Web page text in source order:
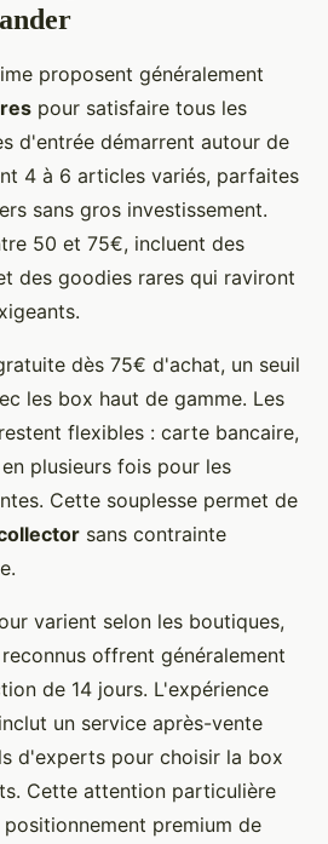
proposent généralement
pour satisfaire tous les
d'entrée démarrent autour de
4 à 6 articles variés, parfaites
sans gros investissement.
50 et 75€, incluent des
des goodies rares qui raviront
dès 75€ d'achat, un seuil
les box haut de gamme. Les
flexibles : carte bancaire,
plusieurs fois pour les
Cette souplesse permet de
sans contrainte
varient selon les boutiques,
offrent généralement
de 14 jours. L'expérience
un service après-vente
d'experts pour choisir la box
Cette attention particulière
premium de